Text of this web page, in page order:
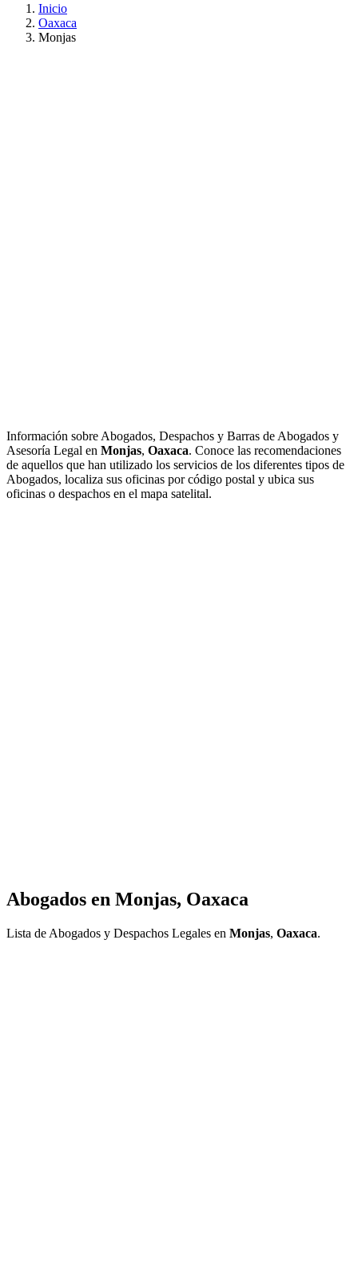
Inicio
Oaxaca
Monjas
Información sobre Abogados, Despachos y Barras de Abogados y
Asesoría Legal en Monjas, Oaxaca. Conoce las recomendaciones
de aquellos que han utilizado los servicios de los diferentes tipos de
Abogados, localiza sus oficinas por código postal y ubica sus
oficinas o despachos en el mapa satelital.
Abogados en Monjas, Oaxaca
Lista de Abogados y Despachos Legales en Monjas, Oaxaca.